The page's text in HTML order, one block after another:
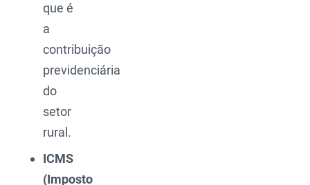
que é
a
contribuição
previdenciária
do
setor
rural.
ICMS
(Imposto